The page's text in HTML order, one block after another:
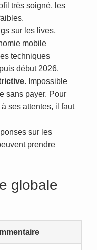
très soigné, les
sur les lives,
mobile
techniques
début 2026.
Impossible
sans payer. Pour
ses attentes, il faut
sur les
prendre
globale